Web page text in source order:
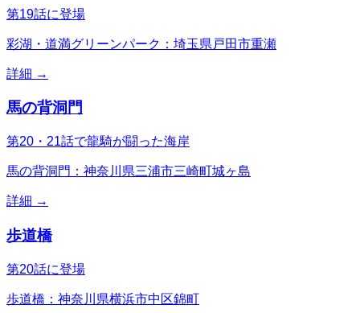
第19話に登場
彩湖・道満グリーンパーク：埼玉県戸田市重瀬
詳細 →
馬の背洞門
第20・21話で龍騎が闘った海岸
馬の背洞門：神奈川県三浦市三崎町城ヶ島
詳細 →
歩道橋
第20話に登場
歩道橋：神奈川県横浜市中区錦町